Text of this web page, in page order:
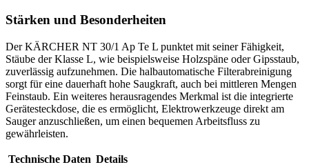
Stärken und Besonderheiten
Der KÄRCHER NT 30/1 Ap Te L punktet mit seiner Fähigkeit,
Stäube der Klasse L, wie beispielsweise Holzspäne oder Gipsstaub,
zuverlässig aufzunehmen. Die halbautomatische Filterabreinigung
sorgt für eine dauerhaft hohe Saugkraft, auch bei mittleren Mengen
Feinstaub. Ein weiteres herausragendes Merkmal ist die integrierte
Gerätesteckdose, die es ermöglicht, Elektrowerkzeuge direkt am
Sauger anzuschließen, um einen bequemen Arbeitsfluss zu
gewährleisten.
Technische Daten Details